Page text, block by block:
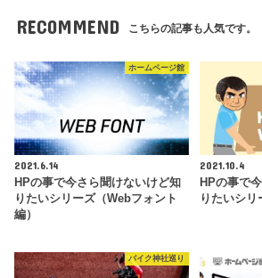
RECOMMEND こちらの記事も人気です。
ホームページ館
2021.6.14
HPの事で今さら聞けないけど知
りたいシリーズ（Webフォント
編）
2021.10.4
HPの事で
りたいシリ
バイク神社巡り